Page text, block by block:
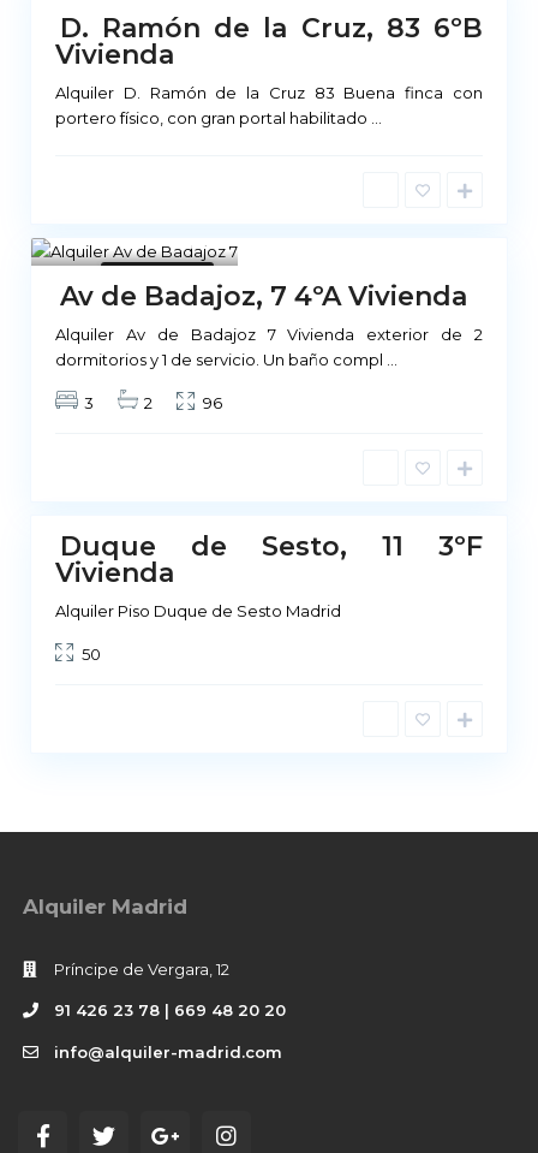
D. Ramón de la Cruz, 83 6ºB
Vivienda
Alquiler D. Ramón de la Cruz 83 Buena finca con
portero físico, con gran portal habilitado
1
Av de Badajoz, 7 4ºA Vivienda
Alquiler Av de Badajoz 7 Vivienda exterior de 2
dormitorios y 1 de servicio. Un baño compl
3 2 96
M
d
Duque de Sesto, 11 3ºF
Vivienda
Alquiler Piso Duque de Sesto Madrid
50
Alquiler Madrid
Príncipe de Vergara, 12
91 426 23 78 | 669 48 20 20
info@alquiler-madrid.com